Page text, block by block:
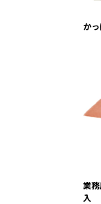
か
業
入